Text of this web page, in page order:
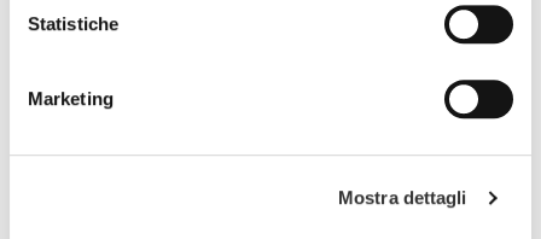
Statistiche
Marketing
Mostra dettagli